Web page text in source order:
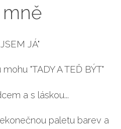
mně
JSEM JÁ"
"TADY A TEĎ BÝT"
a s láskou...
paletu barev a